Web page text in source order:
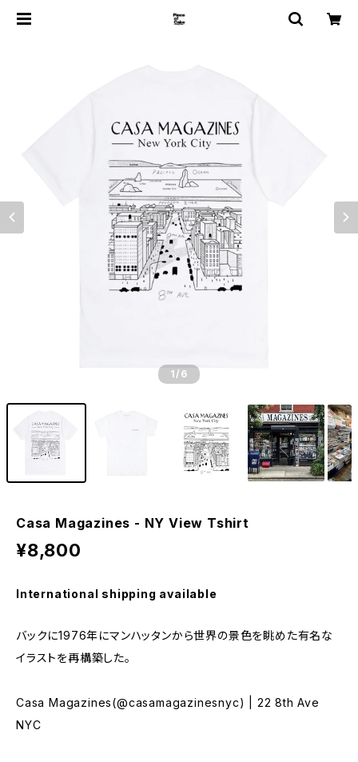
1 /6
Casa Magazines - NY View Tshirt
¥8,800
International shipping available
バックに1976年にマンハッタンから世界の景色を眺めた有名な
イラストを再構築した。
Casa Magazines(@casamagazinesnyc) | 22 8th Ave
NYC